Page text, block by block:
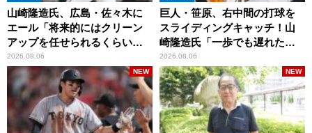
山崎隆造氏、広島・佐々木に
エール「将来的にはクリーン
アップを任せられるくらいま
では成長して」
2026.08.06
巨人・笹原、右中間の打球を
スライディングキャッチ！山
崎隆造氏「一歩でも遅れた
ら…」
2026.08.06
NEW NEW